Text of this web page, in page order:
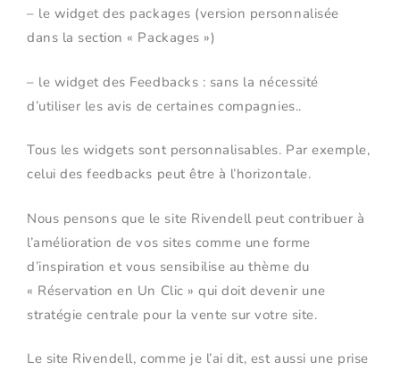
– le widget des packages (version personnalisée
dans la section « Packages »)
– le widget des Feedbacks : sans la nécessité
d’utiliser les avis de certaines compagnies..
Tous les widgets sont personnalisables. Par exemple,
celui des feedbacks peut être à l’horizontale.
Nous pensons que le site Rivendell peut contribuer à
l’amélioration de vos sites comme une forme
d’inspiration et vous sensibilise au thème du
« Réservation en Un Clic » qui doit devenir une
stratégie centrale pour la vente sur votre site.
Le site Rivendell, comme je l’ai dit, est aussi une prise